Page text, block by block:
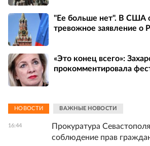
"Ее больше нет". В США
тревожное заявление о
«Это конец всего»:
прокомментировала
НОВОСТИ ВАЖНЫЕ НОВОСТИ
16:44
Прокуратура
соблюдение прав